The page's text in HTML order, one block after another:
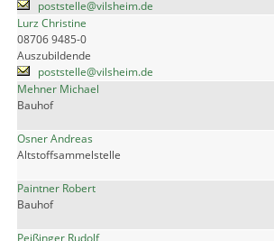
poststelle@vilsheim.de
Lurz Christine
08706 9485-0
Auszubildende
poststelle@vilsheim.de
Mehner Michael
Bauhof
Osner Andreas
Altstoffsammelstelle
Paintner Robert
Bauhof
Peißinger Rudolf